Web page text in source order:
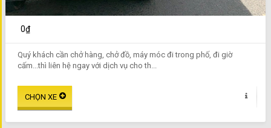
0₫
Quý khách cần chở hàng, chở đồ, máy móc đi trong phố, đi giờ
cấm...thì liên hệ ngay với dịch vụ cho th...